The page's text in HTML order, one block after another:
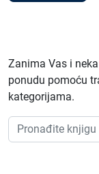
Zanima Vas i
ponudu pomoću
kategorijama.